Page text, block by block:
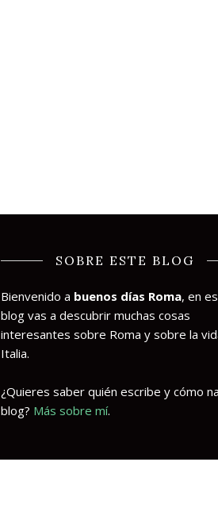
SOBRE ESTE BLOG
Bienvenido a buenos días Roma, en
blog vas a descubrir muchas cosas
interesantes sobre Roma y sobre la
Italia.
¿Quieres saber quién escribe y cómo
blog? Más sobre mí.